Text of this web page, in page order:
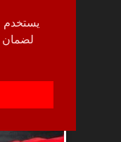
يستخدم
لضمان